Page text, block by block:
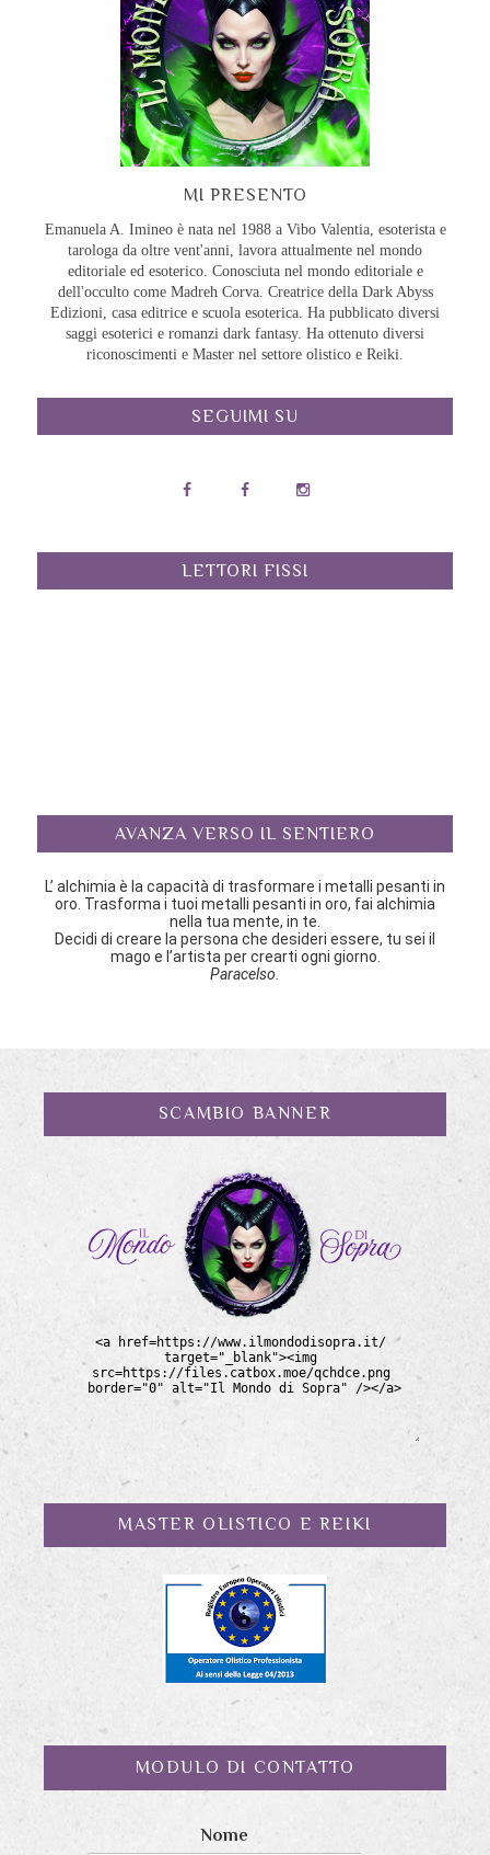
MI PRESENTO
Emanuela A. Imineo è nata nel 1988 a Vibo Valentia, esoterista e
tarologa da oltre vent'anni, lavora attualmente nel mondo
editoriale ed esoterico. Conosciuta nel mondo editoriale e
dell'occulto come Madreh Corva. Creatrice della Dark Abyss
Edizioni, casa editrice e scuola esoterica. Ha pubblicato diversi
saggi esoterici e romanzi dark fantasy. Ha ottenuto diversi
riconoscimenti e Master nel settore olistico e Reiki.
SEGUIMI SU
LETTORI FISSI
AVANZA VERSO IL SENTIERO
L’ alchimia è la capacità di trasformare i metalli pesanti in
oro. Trasforma i tuoi metalli pesanti in oro, fai alchimia
nella tua mente, in te.
Decidi di creare la persona che desideri essere, tu sei il
mago e l’artista per crearti ogni giorno.
Paracelso.
SCAMBIO BANNER
MASTER OLISTICO E REIKI
MODULO DI CONTATTO
Nome